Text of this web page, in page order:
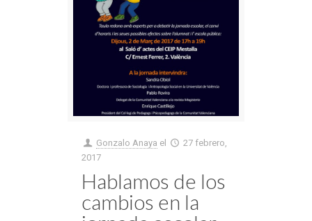
Gonzalo Anaya el
27 febrero,
2017
Hablamos de los
cambios en la